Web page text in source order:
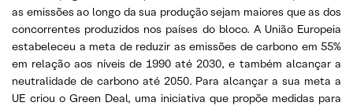
as emissões ao longo da sua produção sejam maiores que as dos
concorrentes produzidos nos países do bloco. A União Europeia
estabeleceu a meta de reduzir as emissões de carbono em 55%
em relação aos níveis de 1990 até 2030, e também alcançar a
neutralidade de carbono até 2050. Para alcançar a sua meta a
UE criou o Green Deal, uma iniciativa que propõe medidas para